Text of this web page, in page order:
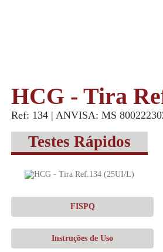
HCG - Tira
Ref: 134 | ANVISA: MS
Testes Rápidos
FISPQ
Instruções de Uso